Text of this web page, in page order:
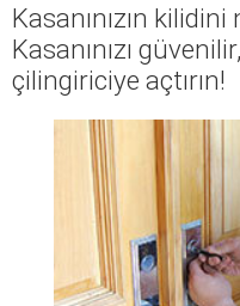
Kasanınızın
Kasanınızı
çilingiriciye açtırın!